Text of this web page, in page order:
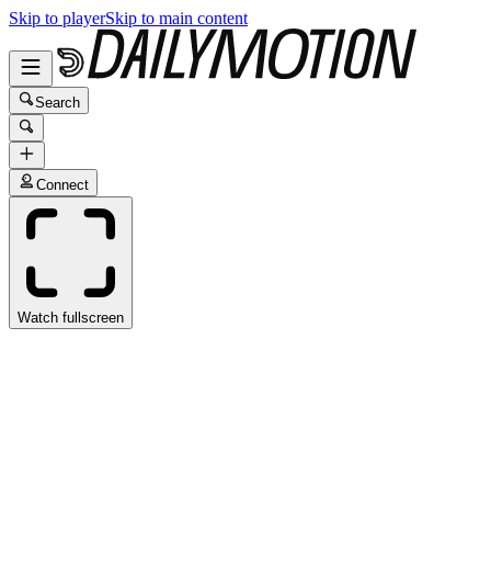
Skip to playerSkip to main content
Search
Connect
Watch fullscreen